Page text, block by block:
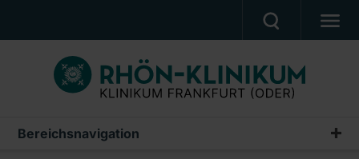
PATIENTEN & ANGEHÖRIGE
BEHANDLUNGSANGEBOT
Bereichsnavigation
Neurologie